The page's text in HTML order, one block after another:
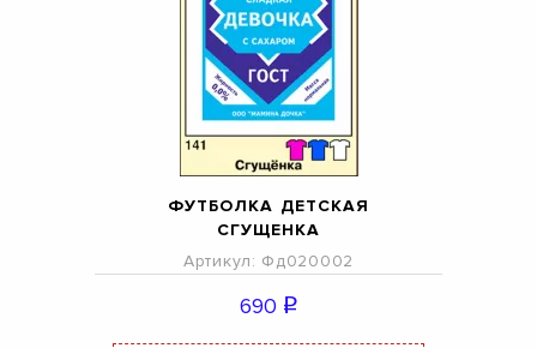
ФУТБОЛКА ДЕТСКАЯ
СГУЩЕНКА
Артикул: Фд020002
690 q